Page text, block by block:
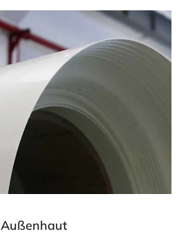
Außenhaut